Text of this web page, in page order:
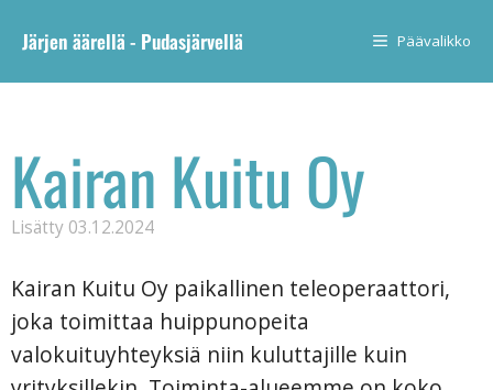
Järjen äärellä - Pudasjärvellä Päävalikko
Kairan Kuitu Oy
Lisätty 03.12.2024
Kairan Kuitu Oy paikallinen teleoperaattori,
joka toimittaa huippunopeita
valokuituyhteyksiä niin kuluttajille kuin